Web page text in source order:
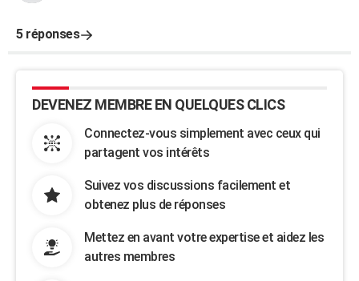
5 réponses
DEVENEZ MEMBRE EN QUELQUES CLICS
Connectez-vous simplement avec ceux qui
partagent vos intérêts
Suivez vos discussions facilement et
obtenez plus de réponses
Mettez en avant votre expertise et aidez les
autres membres